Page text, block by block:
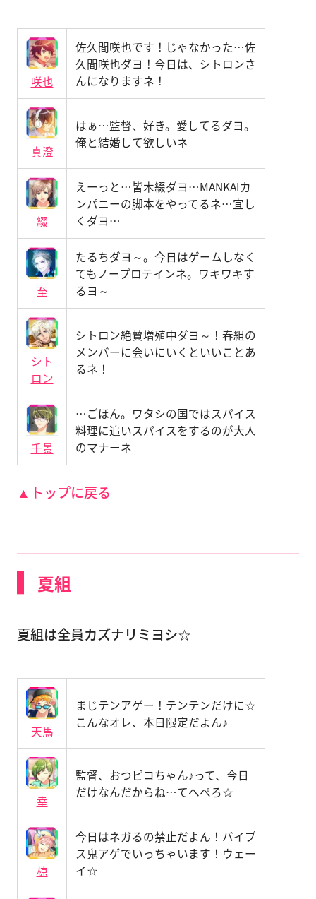
咲也
佐久間咲也です！じゃなかった…佐
久間咲也ダヨ！今日は、シトロンさ
んになりますネ！
真澄
はぁ…監督、好き。愛してるダヨ。
俺と結婚して欲しいネ
綴
えーっと…皆木綴ダヨ…MANKAIカ
ンパニーの脚本をやってるネ…宜し
くダヨ…
至
たるちダヨ～。今日はゲームしなく
てもノープロテインネ。ワキワキす
るヨ～
シト
ロン
シトロン絶賛増殖中ダヨ～！春組の
メンバーに会いにいくといいことあ
るネ！
千景
…ごほん。ワタシの国ではスパイス
料理に追いスパイスをするのが大人
のマナーネ
▲トップに戻る
夏組
夏組は全員カズナリミヨシ☆
天馬
まじテンアゲー！テンテンだけに☆
こんなオレ、本日限定だよん♪
幸
監督、おつピコちゃん♪って、今日
だけなんだからね…てへぺろ☆
椋
今日はネガるの禁止だよん！バイブ
ス鬼アゲでいっちゃいます！ウェー
イ☆